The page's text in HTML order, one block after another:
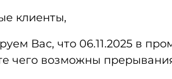
клиенты,
Вас, что 06.11.2025 в
чего возможны